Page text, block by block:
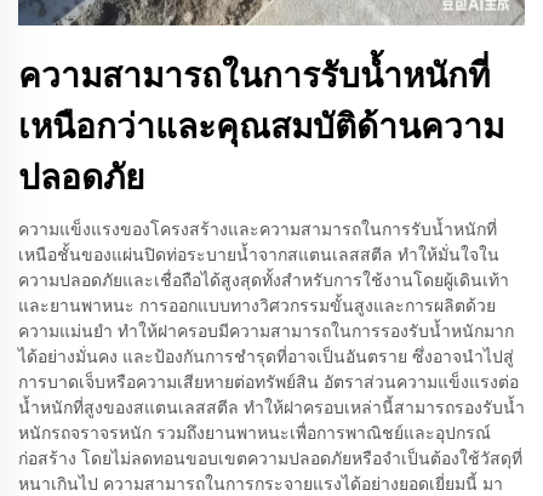
ความสามารถในการรับน้ำหนักที่
เหนือกว่าและคุณสมบัติด้านความ
ปลอดภัย
ความแข็งแรงของโครงสร้างและความสามารถในการรับน้ำหนักที่
เหนือชั้นของแผ่นปิดท่อระบายน้ำจากสแตนเลสสตีล ทำให้มั่นใจใน
ความปลอดภัยและเชื่อถือได้สูงสุดทั้งสำหรับการใช้งานโดยผู้เดินเท้า
และยานพาหนะ การออกแบบทางวิศวกรรมขั้นสูงและการผลิตด้วย
ความแม่นยำ ทำให้ฝาครอบมีความสามารถในการรองรับน้ำหนักมาก
ได้อย่างมั่นคง และป้องกันการชำรุดที่อาจเป็นอันตราย ซึ่งอาจนำไปสู่
การบาดเจ็บหรือความเสียหายต่อทรัพย์สิน อัตราส่วนความแข็งแรงต่อ
น้ำหนักที่สูงของสแตนเลสสตีล ทำให้ฝาครอบเหล่านี้สามารถรองรับน้ำ
หนักรถจราจรหนัก รวมถึงยานพาหนะเพื่อการพาณิชย์และอุปกรณ์
ก่อสร้าง โดยไม่ลดทอนขอบเขตความปลอดภัยหรือจำเป็นต้องใช้วัสดุที่
หนาเกินไป ความสามารถในการกระจายแรงได้อย่างยอดเยี่ยมนี้ มา